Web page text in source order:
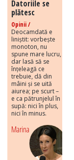
Datoriile se
plătesc
Opinii /
Deocamdată e
liniștit: vorbește
monoton, nu
spune mare lucru,
dar lasă să se
înțeleagă ce
trebuie, dă din
mâini și se uită
aiurea; pe scurt –
e ca pătrunjelul în
supă: nici în plus,
nici în minus.
Marina